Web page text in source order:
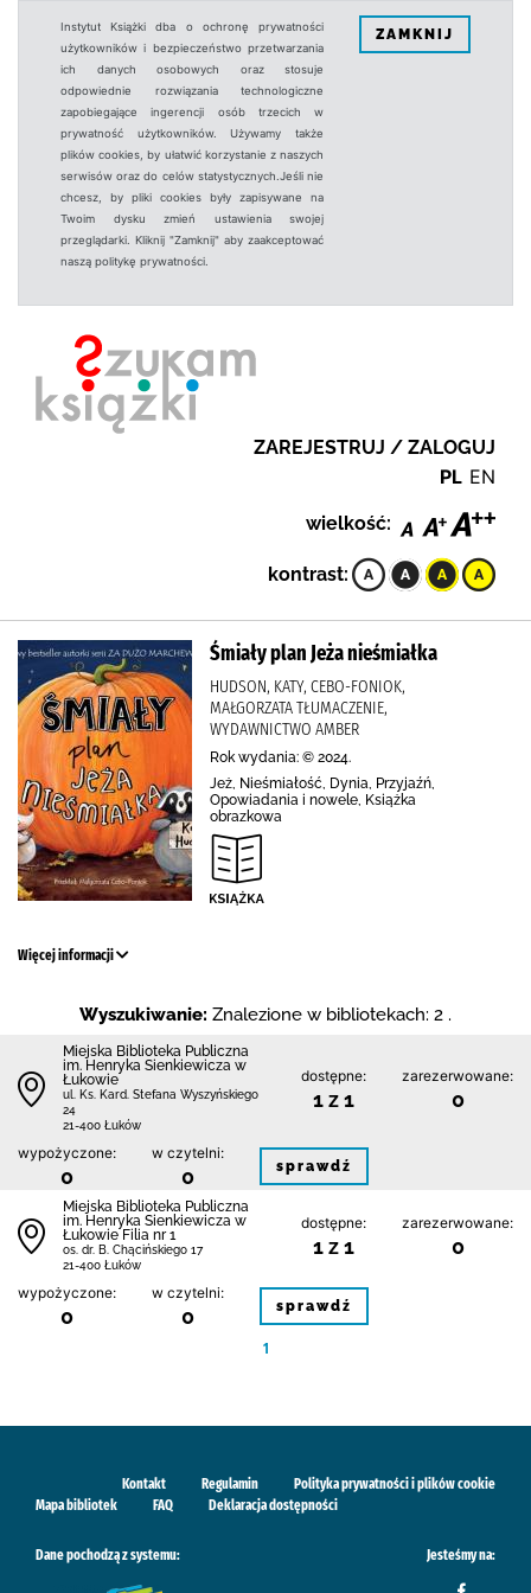
Instytut Książki dba o ochronę prywatności
użytkowników i bezpieczeństwo przetwarzania
ich danych osobowych oraz stosuje
odpowiednie rozwiązania technologiczne
zapobiegające ingerencji osób trzecich w
prywatność użytkowników. Używamy także
plików cookies, by ułatwić korzystanie z naszych
serwisów oraz do celów statystycznych.Jeśli nie
chcesz, by pliki cookies były zapisywane na
Twoim dysku zmień ustawienia swojej
przeglądarki. Kliknij "Zamknij" aby zaakceptować
naszą politykę prywatności.
ZAMKNIJ
ZAREJESTRUJ / ZALOGUJ
PL EN
wielkość:
kontrast:
Śmiały plan Jeża nieśmiałka
HUDSON, KATY, CEBO-FONIOK,
MAŁGORZATA TŁUMACZENIE,
WYDAWNICTWO AMBER
Rok wydania: © 2024.
Jeż, Nieśmiałość, Dynia, Przyjaźń,
Opowiadania i nowele, Książka
obrazkowa
Więcej informacji
Wyszukiwanie: Znalezione w bibliotekach: 2 .
Miejska Biblioteka Publiczna
im. Henryka Sienkiewicza w
Łukowie
ul. Ks. Kard. Stefana Wyszyńskiego
24
21-400 Łuków
dostępne:
1 z 1
zarezerwowane:
0
wypożyczone:
0
w czytelni:
0 sprawdź
Miejska Biblioteka Publiczna
im. Henryka Sienkiewicza w
Łukowie Filia nr 1
os. dr. B. Chącińskiego 17
21-400 Łuków
dostępne:
1 z 1
zarezerwowane:
0
wypożyczone:
0
w czytelni:
0 sprawdź
1
Kontakt Regulamin
Polityka prywatności i plików cookie
Mapa bibliotek
FAQ Deklaracja dostępności
Dane pochodzą z systemu: Jesteśmy na: